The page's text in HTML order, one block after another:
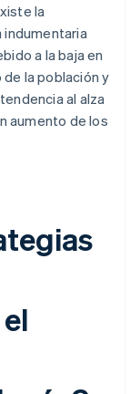
la
indumentaria
a la baja en
la población y
al alza
aumento de los